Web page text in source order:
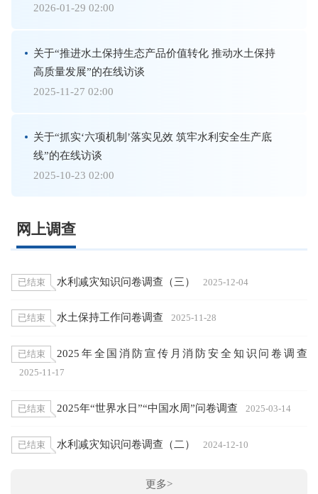
2026-01-29 02:00
关于“推进水土保持生态产品价值转化 推动水土保持
高质量发展”的在线访谈
2025-11-27 02:00
关于“抓实‘六项机制’落实见效 筑牢水利安全生产底
线”的在线访谈
2025-10-23 02:00
网上调查
已结束 水利减灾知识问卷调查（三） 2025-12-04
已结束 水土保持工作问卷调查 2025-11-28
已结束 2025年全国消防宣传月消防安全知识问卷调查
2025-11-17
已结束 2025年“世界水日”“中国水周”问卷调查 2025-03-14
已结束 水利减灾知识问卷调查（二） 2024-12-10
更多>